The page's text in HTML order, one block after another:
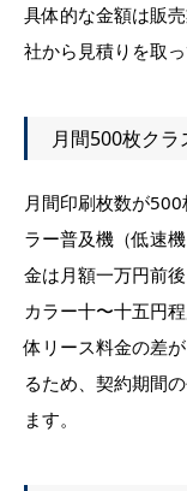
具体的な金額は販
社から見積りを取
月間500枚ク
月間印刷枚数が
ラー普及機（低速
金は月額一万円前
カラー十〜十五円
体リース料金の差
るため、契約期間
ます。